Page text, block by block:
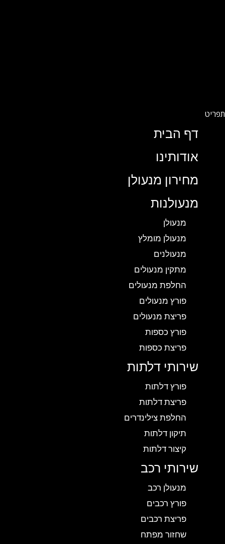
דף הבית
אודותינו
מחירון מנעולן
מנעולנות
מנעולן
מנעולן מומלץ
מנעולנים
מתקין מנעולים
החלפת מנעולים
פורץ מנעולים
פריצת מנעולים
פורץ כספות
פריצת כספות
שירותי דלתות
פורץ דלתות
פריצת דלתות
החלפת צילינדרים
תיקון דלתות
קיצור דלתות
שירותי רכב
מנעולן רכב
פורץ רכבים
פריצת רכבים
שחזור מפתח